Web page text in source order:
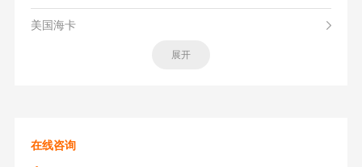
美国海卡
展开
在线咨询